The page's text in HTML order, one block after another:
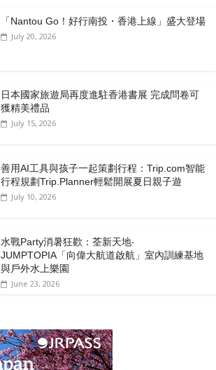
「Nantou Go！好行南投・香港上線」盛大登場
July 20, 2026
日本國家旅遊局再度進駐香港書展 完成問卷可
獲精美禮品
July 15, 2026
善用AI工具與孩子一起策劃行程：Trip.com智能
行程規劃Trip.Planner輕鬆開展夏日親子遊
July 10, 2026
水戰Party消暑狂歡：荃新天地‧
JUMPTOPIA「向偉大航道啟航」室內訓練基地
與戶外水上樂園
June 23, 2026